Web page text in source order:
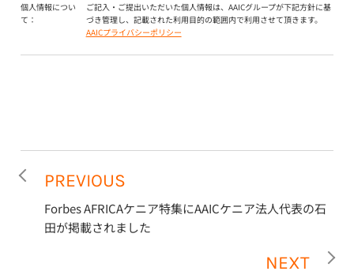
個人情報につい
て：
ご記入・ご提出いただいた個人情報は、AAICグループが下記方針に基
づき管理し、記載された利用目的の範囲内で利用させて頂きます。
AAICプライバシーポリシー
PREVIOUS
Forbes AFRICAケニア特集にAAICケニア法人代表の石
田が掲載されました
NEXT